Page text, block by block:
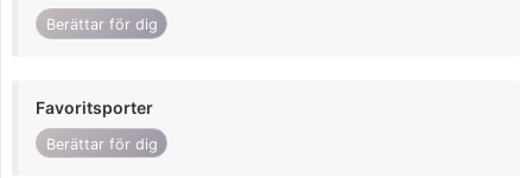
Berättar för dig
Favoritsporter
Berättar för dig